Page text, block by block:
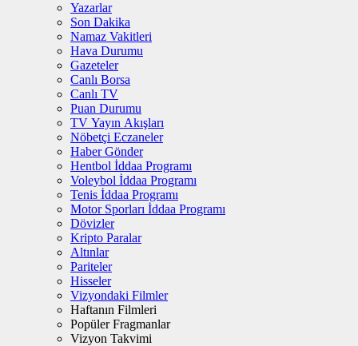
Yazarlar
Son Dakika
Namaz Vakitleri
Hava Durumu
Gazeteler
Canlı Borsa
Canlı TV
Puan Durumu
TV Yayın Akışları
Nöbetçi Eczaneler
Haber Gönder
Hentbol İddaa Programı
Voleybol İddaa Programı
Tenis İddaa Programı
Motor Sporları İddaa Programı
Dövizler
Kripto Paralar
Altınlar
Pariteler
Hisseler
Vizyondaki Filmler
Haftanın Filmleri
Popüler Fragmanlar
Vizyon Takvimi